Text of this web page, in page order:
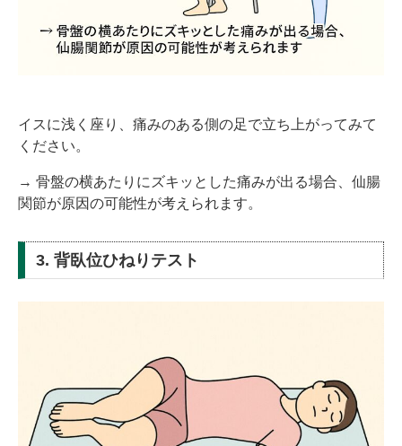
イスに浅く座り、痛みのある側の足で立ち上がってみて
ください。
→ 骨盤の横あたりにズキッとした痛みが出る場合、仙腸
関節が原因の可能性が考えられます。
3. 背臥位ひねりテスト